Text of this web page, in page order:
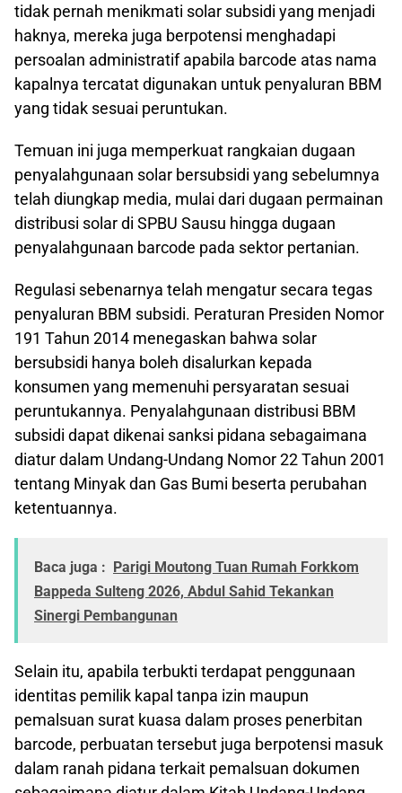
tidak pernah menikmati solar subsidi yang menjadi
haknya, mereka juga berpotensi menghadapi
persoalan administratif apabila barcode atas nama
kapalnya tercatat digunakan untuk penyaluran BBM
yang tidak sesuai peruntukan.
Temuan ini juga memperkuat rangkaian dugaan
penyalahgunaan solar bersubsidi yang sebelumnya
telah diungkap media, mulai dari dugaan permainan
distribusi solar di SPBU Sausu hingga dugaan
penyalahgunaan barcode pada sektor pertanian.
Regulasi sebenarnya telah mengatur secara tegas
penyaluran BBM subsidi. Peraturan Presiden Nomor
191 Tahun 2014 menegaskan bahwa solar
bersubsidi hanya boleh disalurkan kepada
konsumen yang memenuhi persyaratan sesuai
peruntukannya. Penyalahgunaan distribusi BBM
subsidi dapat dikenai sanksi pidana sebagaimana
diatur dalam Undang-Undang Nomor 22 Tahun 2001
tentang Minyak dan Gas Bumi beserta perubahan
ketentuannya.
Baca juga :
Parigi Moutong Tuan Rumah Forkkom
Bappeda Sulteng 2026, Abdul Sahid Tekankan
Sinergi Pembangunan
Selain itu, apabila terbukti terdapat penggunaan
identitas pemilik kapal tanpa izin maupun
pemalsuan surat kuasa dalam proses penerbitan
barcode, perbuatan tersebut juga berpotensi masuk
dalam ranah pidana terkait pemalsuan dokumen